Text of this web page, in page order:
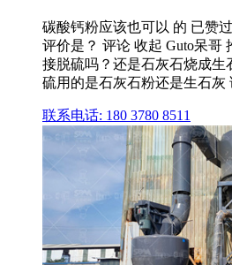
碳酸钙粉应该也可以 的 已赞
评价是？ 评论 收起 Guto呆哥
接脱硫吗？还是石灰石烧成生
硫用的是石灰石粉还是生石灰
联系电话: 180 3780 8511